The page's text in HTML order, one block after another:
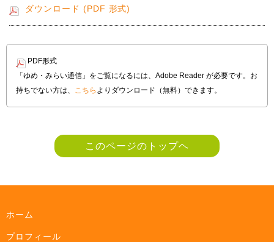
ダウンロード (PDF 形式)
PDF形式
「ゆめ・みらい通信」をご覧になるには、Adobe Reader が必要です。お
持ちでない方は、 こちら よりダウンロード（無料）できます。
このページのトップヘ
ホーム
プロフィール